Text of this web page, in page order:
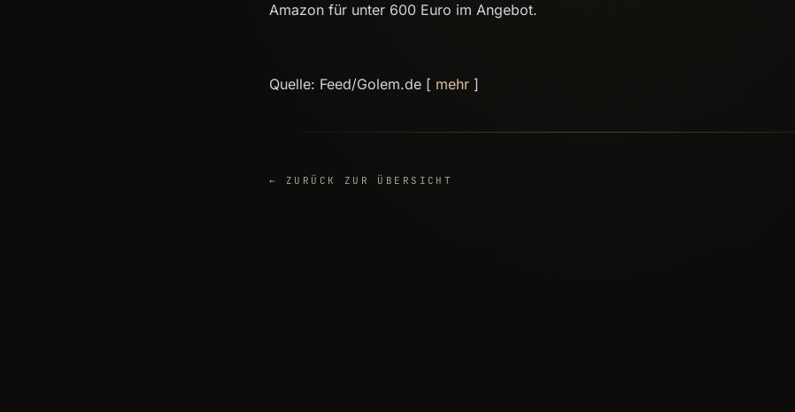
Amazon für unter 600 Euro im Angebot.
Quelle: Feed/Golem.de [ mehr ]
← ZURÜCK ZUR ÜBERSICHT